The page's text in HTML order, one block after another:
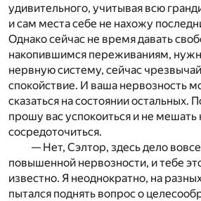
удивительного, учитывая всю
и сам места себе не нахожу
Однако сейчас не время давать
накопившимся переживаниям,
нервную систему, сейчас
спокойствие. И ваша нервозность
сказаться на состоянии остальных.
прошу вас успокоиться и не
сосредоточиться.
— Нет, Сэлтор, здесь дело
повышенной нервозности, и тебе
известно. Я неоднократно, на
пытался поднять вопрос о